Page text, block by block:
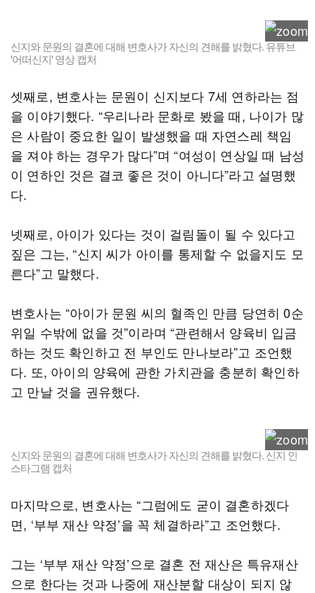
신지와 문원의 결혼에 대해 변호사가 자신의 견해를 밝혔다. 유튜브
'어떠신지' 영상 캡처
셋째로, 변호사는 문원이 신지보다 7세 연하라는 점
을 이야기했다. “우리나라 문화로 봤을 때, 나이가 많
은 사람이 중요한 일이 발생했을 때 자연스레 책임
을 져야 하는 경우가 많다”며 “여성이 연상일 때 남성
이 연하인 것은 결코 좋은 것이 아니다”라고 설명했
다.
넷째로, 아이가 있다는 것이 걸림돌이 될 수 있다고
짚은 그는, “신지 씨가 아이를 통제할 수 없을지도 모
른다”고 말했다.
변호사는 “아이가 문원 씨의 혈족인 만큼 당연히 0순
위일 수밖에 없을 것”이라며 “관련해서 양육비 입금
하는 것도 확인하고 전 부인도 만나보라”고 조언했
다. 또, 아이의 양육에 관한 가치관을 충분히 확인하
고 만날 것을 권유했다.
신지와 문원의 결혼에 대해 변호사가 자신의 견해를 밝혔다. 신지 인
스타그램 캡처
마지막으로, 변호사는 “그럼에도 굳이 결혼하겠다
면, ‘부부 재산 약정’을 꼭 체결하라”고 조언했다.
그는 ‘부부 재산 약정’으로 결혼 전 재산은 특유재산
으로 한다는 것과 나중에 재산분할 대상이 되지 않